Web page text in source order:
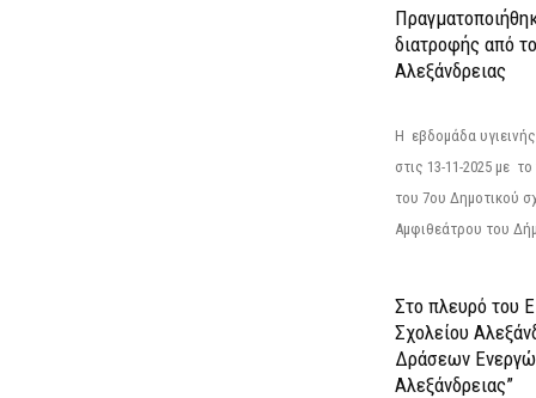
διατροφής από
Αλεξάνδρειας
Η εβδομάδα
στις 13-11-2025 με
του 7ου Δημοτικού
Αμφιθεάτρου του
Στο πλευρό του
Σχολείου
Δράσεων
Αλεξάνδρειας”